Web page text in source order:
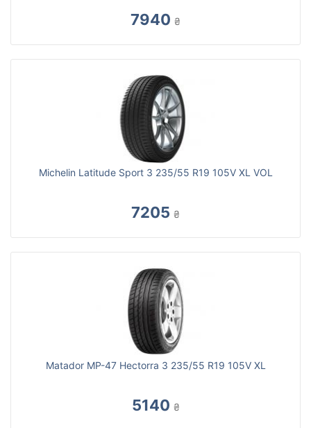
7940 ₴
Michelin Latitude Sport 3 235/55 R19 105V XL VOL
7205 ₴
Matador MP-47 Hectorra 3 235/55 R19 105V XL
5140 ₴